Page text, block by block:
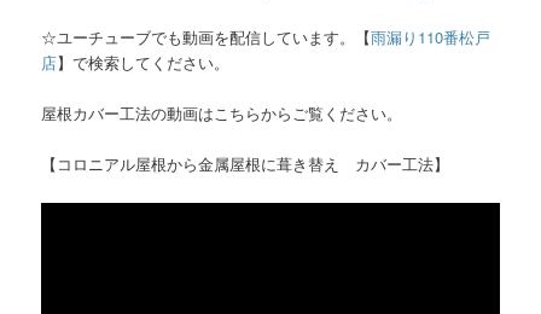
☆ユーチューブでも動画を配信しています。【雨漏り110番松戸
店】で検索してください。
屋根カバー工法の動画はこちらからご覧ください。
【コロニアル屋根から金属屋根に葺き替え カバー工法】